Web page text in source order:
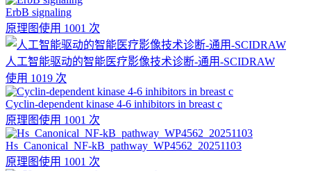
ErbB signaling
原理图使用 1001 次
人工智能驱动的智能医疗影像技术诊断-通用-SCIDRAW
使用 1019 次
Cyclin-dependent kinase 4-6 inhibitors in breast c
原理图使用 1001 次
Hs_Canonical_NF-kB_pathway_WP4562_20251103
原理图使用 1001 次